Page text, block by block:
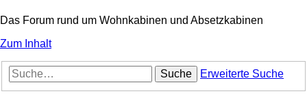
Das Forum rund um Wohnkabinen und Absetzkabinen
Zum Inhalt
Suche Erweiterte Suche